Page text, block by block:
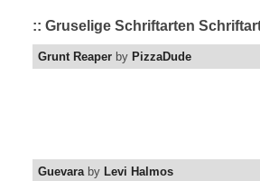
:: Gruselige Schriftarten
Grunt Reaper by PizzaDude
Guevaraby Levi Halmos